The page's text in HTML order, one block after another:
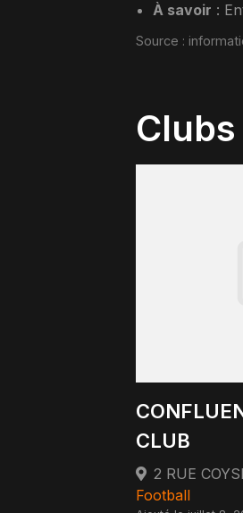
À savoir :
Source :
CLUB
2 RUE
Football